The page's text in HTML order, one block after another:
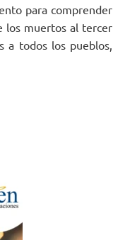
para comprender
los muertos al tercer
a todos los pueblos,